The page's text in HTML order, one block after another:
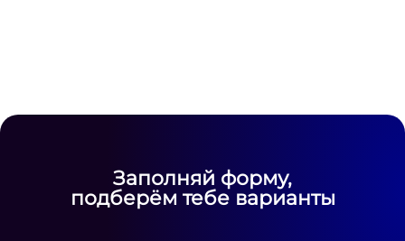
Заполняй форму,
подберём тебе варианты